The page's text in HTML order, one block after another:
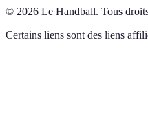
© 2026 Le Handball. Tous
Certains liens sont des liens